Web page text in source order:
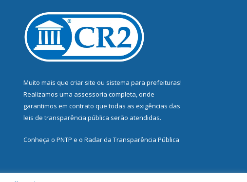
Muito mais que criar site ou sistema para prefeituras!
Realizamos uma assessoria completa, onde
garantimos em contrato que todas as exigências das
leis de transparência pública serão atendidas.
Conheça o PNTP e o Radar da Transparência Pública